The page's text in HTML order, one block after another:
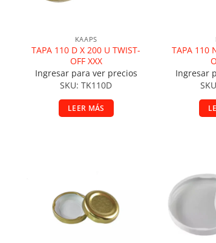
KAAPS
TAPA 110 D X 200 U TWIST-
OFF XXX
Ingresar para ver precios
SKU: TK110D
LEER MÁS
TAPA 110
Ingresar
Añadir